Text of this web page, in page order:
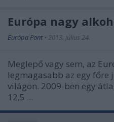
Európa nagy
Európa Pont • 2013. július 24.
Meglepő vagy sem, az
legmagasabb az egy főre
világon. 2009-ben egy
12,5 ...